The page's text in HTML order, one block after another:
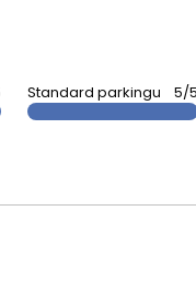
Standard parkingu 5/5